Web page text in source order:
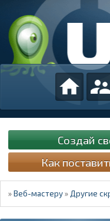
Создай
Как
»Веб-мастеру »Другие